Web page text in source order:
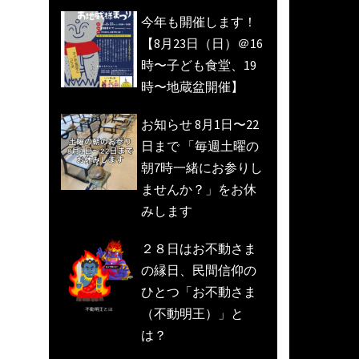
今年も開催します！
【8月23日（日）＠16
時〜子ども食堂、19
時〜地蔵盆開催】
お知らせ 8月1日〜22
日まで 「毎週土曜の
朝7時一緒にお参りし
ませんか？」をお休
みします
２８日はお不動さま
の縁日、民間信仰の
ひとつ「お不動さま
（不動明王）」と
は？